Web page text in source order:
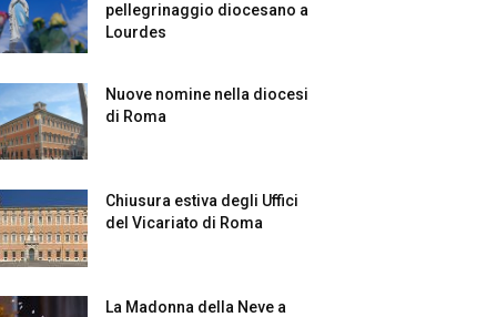
pellegrinaggio diocesano a
Lourdes
Nuove nomine nella diocesi
di Roma
Chiusura estiva degli Uffici
del Vicariato di Roma
La Madonna della Neve a